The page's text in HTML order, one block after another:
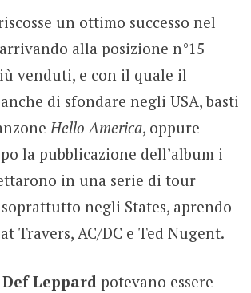
un ottimo successo nel
alla posizione n°15
venduti, e con il quale il
di sfondare negli USA, basti
Hello America, oppure
la pubblicazione dell’album i
in una serie di tour
negli States, aprendo
Travers, AC/DC e Ted Nugent.
Def Leppard potevano essere